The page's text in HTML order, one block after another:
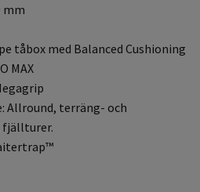
mm
tåbox med Balanced Cushioning
MAX
Allround, terräng- och